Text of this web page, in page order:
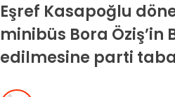
Eşref Kasapoğlu
minibüs Bora
edilmesine parti